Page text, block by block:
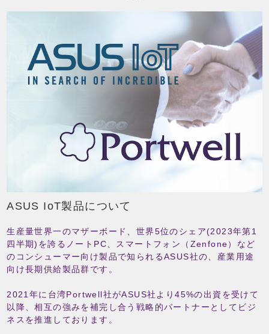
ASUS IoT製品について
生産量世界一のマザーボード、世界5位のシェア(2023年第1
四半期)を誇るノートPC、スマートフォン（Zenfone）など
のコンシューマー向け製品で知られるASUS社の、産業用途
向け長期供給製品群です。
2021年に台湾Portwell社がASUS社より45%の出資を受けて
以降、相互の強みを補完し合う戦略的パートナーとしてビジ
ネスを推進しております。